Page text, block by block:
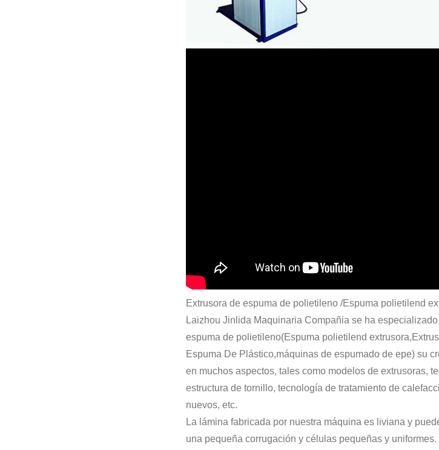
Extrusora de espuma de polietileno /Espuma polietilend
Laizhou Jinlida Maquinaria Compañia se ha
espuma de polietileno(Espuma polietilend
Espuma De Plástico,máquinas de espumado de epe) su
en muchos aspectos, tales como modelos de extrusoras,
estructura de tornillo, tecnología de tratamiento de
nuevos, etc.
La lámina fabricada por nuestra máquina es liviana y
una pequeña corrugación y células pequeñas y